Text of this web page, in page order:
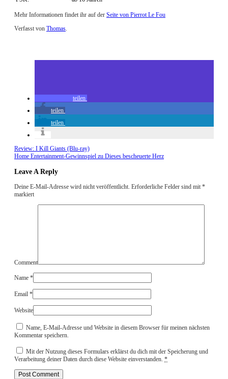
Mehr Informationen findet ihr auf der Seite von Pierrot Le Fou
Verfasst von Thomas
teilen
teilen
teilen
Review: I Kill Giants (Blu-ray)
Home Entertainment-Gewinnspiel zu Dieses bescheuerte Herz
Leave A Reply
Deine E-Mail-Adresse wird nicht veröffentlicht. Erforderliche Felder sind mit *
markiert
Comment
Name *
Email *
Website
Name, E-Mail-Adresse und Website in diesem Browser für meinen nächsten
Kommentar speichern.
Mit der Nutzung dieses Formulars erklärst du dich mit der Speicherung und
Verarbeitung deiner Daten durch diese Website einverstanden. *